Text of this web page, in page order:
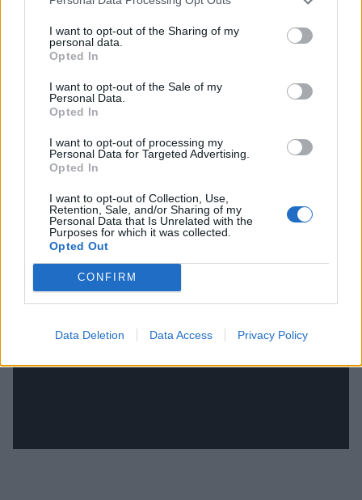
I want to opt-out of the Sharing of my
personal data.
Opted In
I want to opt-out of the Sale of my
Personal Data.
Opted In
I want to opt-out of processing my
Personal Data for Targeted Advertising.
Opted In
I want to opt-out of Collection, Use,
Retention, Sale, and/or Sharing of my
Personal Data that Is Unrelated with the
Purposes for which it was collected.
Opted Out
CONFIRM
Data Deletion Data Access Privacy Policy
Τάνια Μπρεάζου
(2019)